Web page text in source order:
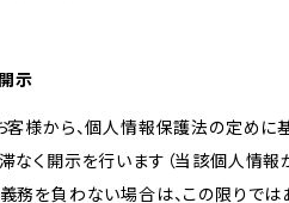
示
客様から、個人情報保護法の定め
なく開示を行います（当該個人情報
務を負わない場合は、この限りでは